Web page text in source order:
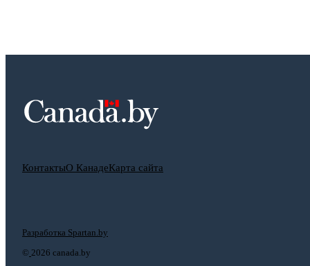
КонтактыО КанадеКарта сайта
© 2026 canada.by
Разработка Spartan.by